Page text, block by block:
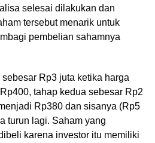
selesai dilakukan dan
tersebut menarik untuk
pembelian sahamnya
Rp3 juta ketika harga
tahap kedua sebesar Rp2
Rp380 dan sisanya (Rp5
turun lagi. Saham yang
karena investor itu memiliki